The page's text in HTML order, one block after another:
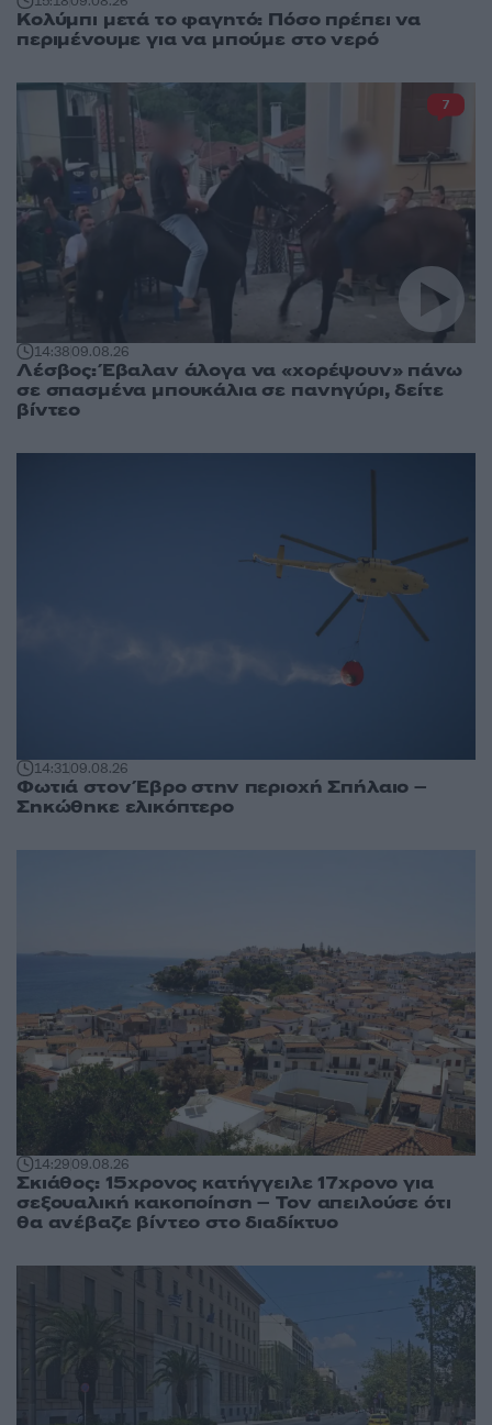
Κολύμπι μετά το φαγητό: Πόσο πρέπει να
περιμένουμε για να μπούμε στο νερό
14:3809.08.26
Λέσβος: Έβαλαν άλογα να «χορέψουν» πάνω
σε σπασμένα μπουκάλια σε πανηγύρι, δείτε
βίντεο
7
14:3109.08.26
Φωτιά στον Έβρο στην περιοχή Σπήλαιο –
Σηκώθηκε ελικόπτερο
14:2909.08.26
Σκιάθος: 15χρονος κατήγγειλε 17χρονο για
σεξουαλική κακοποίηση – Τον απειλούσε ότι
θα ανέβαζε βίντεο στο διαδίκτυο